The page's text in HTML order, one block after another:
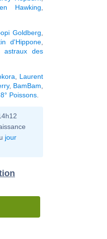
Hawking
Goldberg
d'Hippone
astraux des
Laurent
, BamBam
Poissons
jour